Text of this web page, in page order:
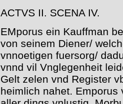
ACTVS II. SCENA IV.
EMporus ein Kauffman
von seinem Diener/
vnnoetigen fuersorg/
vnnd vil Vnglegenheit
Gelt zelen vnd Register
heimlich nahet. Emporus